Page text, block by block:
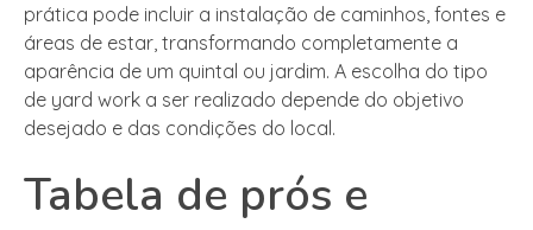
prática pode incluir a instalação de caminhos, fontes e
áreas de estar, transformando completamente a
aparência de um quintal ou jardim. A escolha do tipo
de yard work a ser realizado depende do objetivo
desejado e das condições do local.
Tabela de prós e